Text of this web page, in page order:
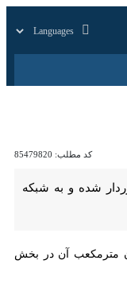
کد مطلب: 85479820